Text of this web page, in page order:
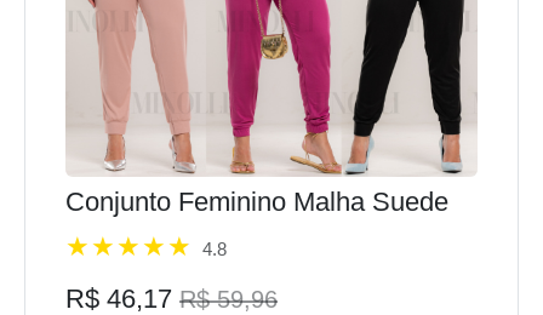
Conjunto Feminino Malha Suede
4.8
R$ 46,17 R$ 59,96